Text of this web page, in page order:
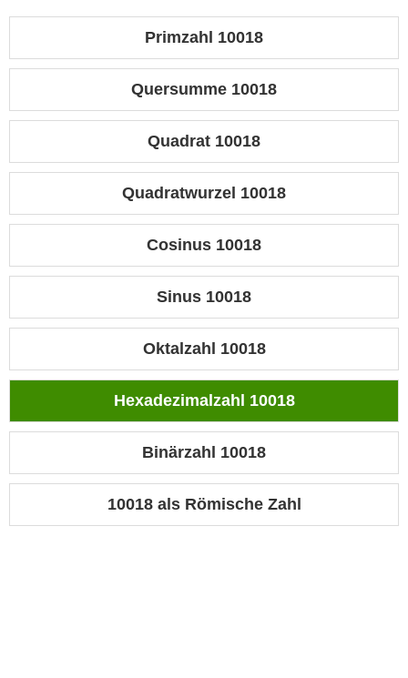
Primzahl 10018
Quersumme 10018
Quadrat 10018
Quadratwurzel 10018
Cosinus 10018
Sinus 10018
Oktalzahl 10018
Hexadezimalzahl 10018
Binärzahl 10018
10018 als Römische Zahl